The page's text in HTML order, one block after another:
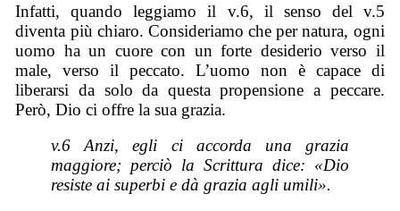
Infatti, quando leggiamo il v.6, il senso del v.5
diventa più chiaro. Consideriamo che per natura, ogni
uomo ha un cuore con un forte desiderio verso il
male, verso il peccato. L’uomo non è capace di
liberarsi da solo da questa propensione a peccare.
Però, Dio ci offre la sua grazia.
v.6 Anzi, egli ci accorda una grazia
maggiore; perciò la Scrittura dice: «Dio
resiste ai superbi e dà grazia agli umili».